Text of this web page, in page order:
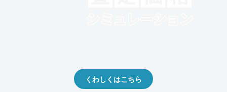
くわしくはこちら